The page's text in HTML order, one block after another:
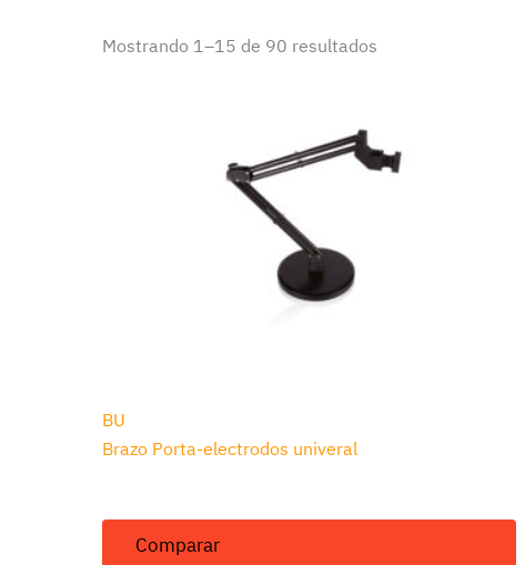
Mostrando 1–15 de 90 resultados
BU
Brazo Porta-electrodos univeral
Comparar